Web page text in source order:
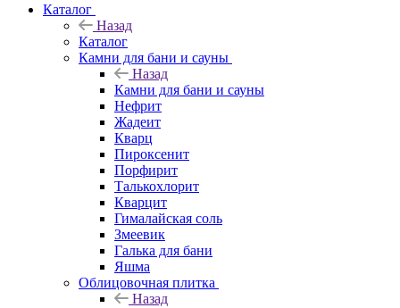
Каталог
Назад
Каталог
Камни для бани и сауны
Назад
Камни для бани и сауны
Нефрит
Жадеит
Кварц
Пироксенит
Порфирит
Талькохлорит
Кварцит
Гималайская соль
Змеевик
Галька для бани
Яшма
Облицовочная плитка
Назад